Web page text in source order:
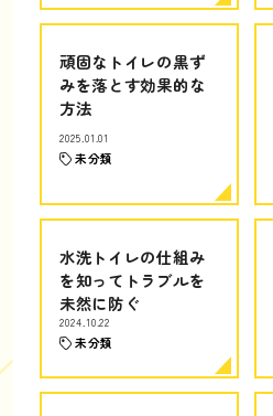
頑固なトイレの黒ず
みを落とす効果的な
方法
2025.01.01
未分類
水洗トイレの仕組み
を知ってトラブルを
未然に防ぐ
2024.10.22
未分類